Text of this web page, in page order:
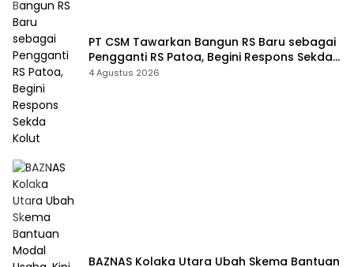
PT CSM Tawarkan Bangun RS Baru sebagai
Pengganti RS Patoa, Begini Respons Sekda
Kolut
4 Agustus 2026
BAZNAS Kolaka Utara Ubah Skema Bantuan